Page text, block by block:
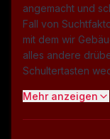
angemacht und
Fall von
mit dem wir
alles andere
Schultertasten
Mehr anzeigen